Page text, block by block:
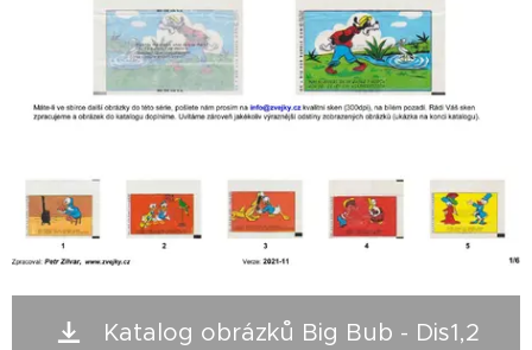
Katalog obrázků Big Bub - Dis1,2